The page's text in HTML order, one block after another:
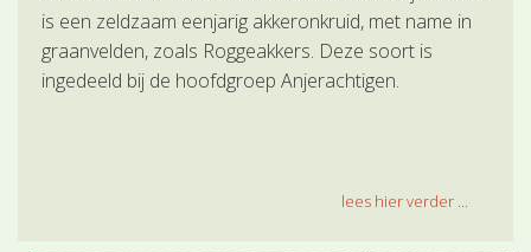
is een zeldzaam eenjarig akkeronkruid, met name in
graanvelden, zoals Roggeakkers. Deze soort is
ingedeeld bij de hoofdgroep Anjerachtigen.
lees hier verder ...